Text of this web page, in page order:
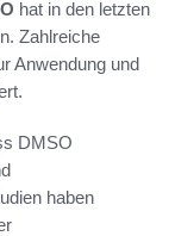
hat in den letzten
Zahlreiche
Anwendung und
DMSO
haben